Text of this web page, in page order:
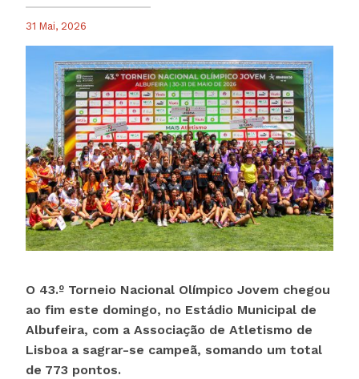
31 Mai, 2026
O 43.º Torneio Nacional Olímpico Jovem chegou
ao fim este domingo, no Estádio Municipal de
Albufeira, com a Associação de Atletismo de
Lisboa a sagrar-se campeã, somando um total
de 773 pontos.